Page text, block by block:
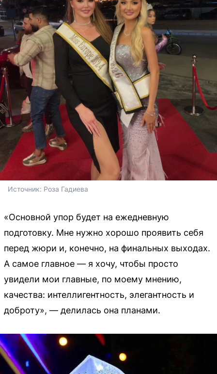
Источник: Роза Гадиева
«Основной упор будет на ежедневную
подготовку. Мне нужно хорошо проявить себя
перед жюри и, конечно, на финальных выходах.
А самое главное — я хочу, чтобы просто
увидели мои главные, по моему мнению,
качества: интеллигентность, элегантность и
доброту», — делилась она планами.